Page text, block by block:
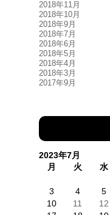
2018年11月
2018年10月
2018年9月
2018年7月
2018年6月
2018年5月
2018年4月
2018年3月
2017年9月
2023年7月
月
火 水
3
4 5
10
11 12